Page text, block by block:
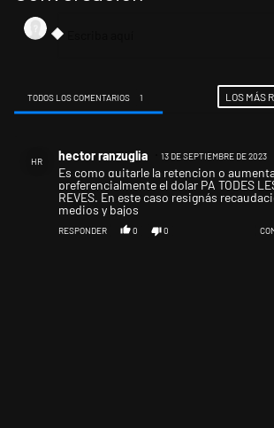
TODOS LOS COMENTARIOS 1 LOS MÁS
HR hector ranzuglia 13 DE SEPTIEMBRE DE 2023
Es como quitarle la retencion o
preferencialmente el dolar PA TODES
REVES. En este caso resignás
medios y bajos
RESPONDER 0 0